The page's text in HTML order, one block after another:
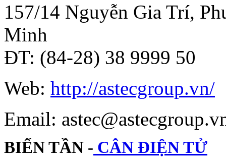
157/14 Nguyễn Gia Trí,
Minh
ĐT: (84-28) 38 9999 50
Web: http://astecgroup.vn/
Email:
BIẾN TẦN - CÂN ĐIỆN TỬ